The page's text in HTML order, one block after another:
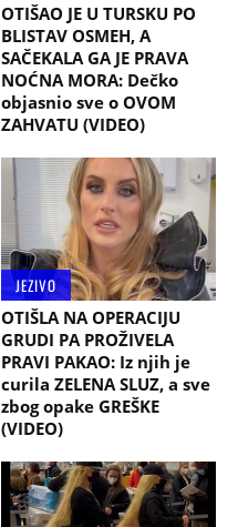
OTIŠAO JE U TURSKU PO
BLISTAV OSMEH, A
SAČEKALA GA JE PRAVA
NOĆNA MORA: Dečko
objasnio sve o OVOM
ZAHVATU (VIDEO)
JEZIVO
OTIŠLA NA OPERACIJU
GRUDI PA PROŽIVELA
PRAVI PAKAO: Iz njih je
curila ZELENA SLUZ, a sve
zbog opake GREŠKE
(VIDEO)